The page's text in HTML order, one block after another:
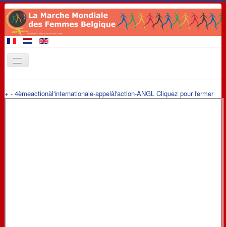
Membres de la Marche
+ - 4èmeactionàl'internationale-appelàl'action-ANGL Cliquez pour fermer